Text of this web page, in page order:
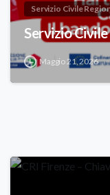
Servizio Civile
Servizio
Maggio 21, 2026